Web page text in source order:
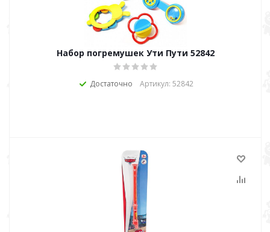
Набор погремушек Ути Пути 52842
Достаточно Артикул: 52842